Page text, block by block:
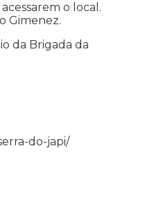
o local.
Gimenez.
da Brigada da
do-japi/